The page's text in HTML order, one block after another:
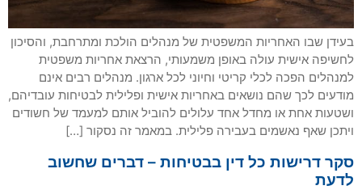
בעידן שבו האחריות המשפטית של מנהלים הולכת ומתרחבת, והסיכון
לחשיפה אישית עולה באופן משמעותי, הרצאת אחריות משפטית
למנהלים הפכה לכלי קריטי וחיוני לכל ארגון. מנהלים רבים אינם
מודעים לכך שהם נושאים באחריות אישית ופלילית לבטיחות עובדיהם,
ושטעות אחת או מחדל אחד עלולים להוביל אותם למעמד של חשודים
ויתכן שאף נאשמים בעבירה פלילית. במאמר זה נסקור […]
סקר דרישות כל דין בבטיחות – דברים שחשוב
לדעת